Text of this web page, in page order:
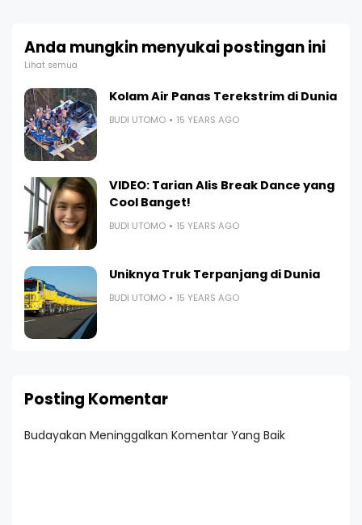
Anda mungkin menyukai postingan ini
Lihat semua
Kolam Air Panas Terekstrim di Dunia
BUDI UTOMO 15 YEARS AGO
VIDEO: Tarian Alis Break Dance yang
Cool Banget!
BUDI UTOMO 15 YEARS AGO
Uniknya Truk Terpanjang di Dunia
BUDI UTOMO 15 YEARS AGO
Posting Komentar
Budayakan Meninggalkan Komentar Yang Baik